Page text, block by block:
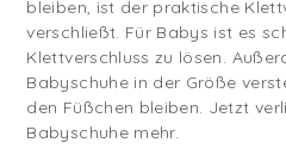
bleiben, ist der praktische
verschließt. Für Babys ist es
Klettverschluss zu lösen.
Babyschuhe in der Größe
den Füßchen bleiben. Jetzt
Babyschuhe mehr.